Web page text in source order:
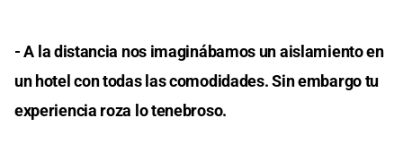
- A la distancia nos imaginábamos un aislamiento en
un hotel con todas las comodidades. Sin embargo tu
experiencia roza lo tenebroso.